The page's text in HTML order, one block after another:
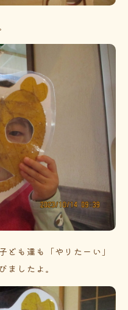
ども達も「やりたーい」
ましたよ。